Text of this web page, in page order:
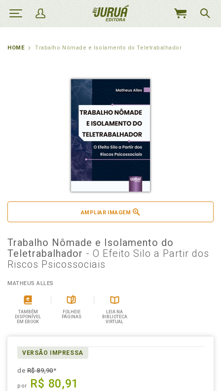
MEU
HOME Trabalho Nômade e Isolamento do Teletrabalhador
AMPLIAR IMAGEM
Trabalho Nômade e Isolamento do
Teletrabalhador - O Efeito Silo a Partir dos
Riscos Psicossociais
MATHEUS ALLES
TAMBÉM
DISPONÍVEL
EM EBOOK
FOLHEIE
PÁGINAS
LEIA NA
BIBLIOTECA
VIRTUAL
VERSÃO IMPRESSA
deR$ 89,90*
por R$ 80,91